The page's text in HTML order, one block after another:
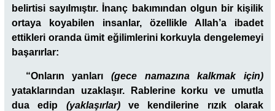
belirtisi sayılmıştır. İnanç bakımından olgun bir kişilik
ortaya koyabilen insanlar, özellikle Allah’a ibadet
ettikleri oranda ümit eğilimlerini korkuyla dengelemeyi
başarırlar:
“Onların yanları (gece namazına kalkmak için)
yataklarından uzaklaşır. Rablerine korku ve umutla
dua edip (yaklaşırlar)ve kendilerine rızık olarak